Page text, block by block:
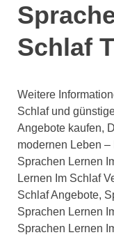
Schlaf
Weitere
Schlaf und
Angebote kaufen,
modernen Leben
Sprachen Lernen
Lernen Im Schlaf
Schlaf Angebote,
Sprachen Lernen
Sprachen Lernen